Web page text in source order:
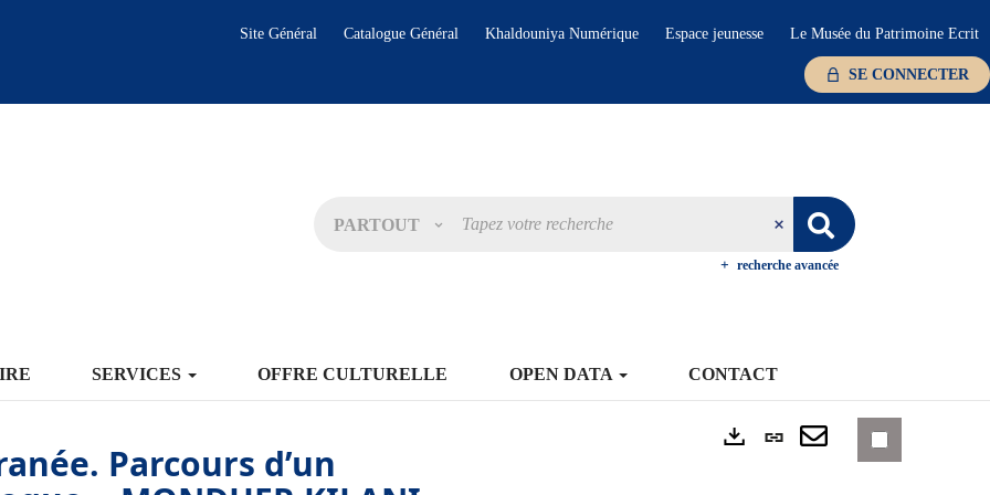
Site Général Catalogue Général Khaldouniya Numérique Espace jeunesse Le Musée du Patrimoine Ecrit
SE CONNECTER
PARTOUT
recherche avancée
SERVICES OFFRE CULTURELLE OPEN DATA CONTACT
Parcours d’un
Lien